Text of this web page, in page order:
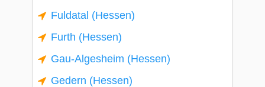
Fuldatal (Hessen)
Furth (Hessen)
Gau-Algesheim (Hessen)
Gedern (Hessen)